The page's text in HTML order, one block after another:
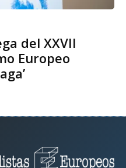
del XXVII
Europeo